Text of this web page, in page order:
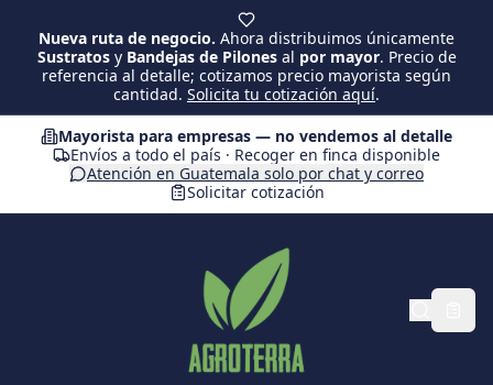
Nueva ruta de negocio. Ahora distribuimos únicamente
Sustratosy Bandejas de Pilonesal por mayor. Precio de
referencia al detalle; cotizamos precio mayorista según
cantidad. Solicita tu cotización aquí.
Mayorista para empresas — no vendemos al detalle
Envíos a todo el país · Recoger en finca disponible
Atención en Guatemala solo por chat y correo
Solicitar cotización